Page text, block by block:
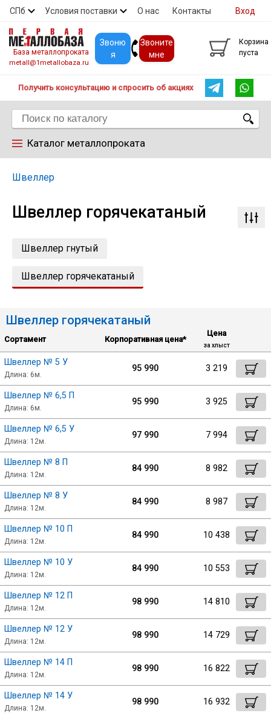
СПб Условия поставки О нас Контакты
Скидки Прайс Покупателям
Вход
База металлопроката
metall@1metallobaza.ru
Звоню
я
Звоните
мне
Корзина
пуста
Получить консультацию и спросить об акциях
Каталог металлопроката
Труба профильная
Труба
Лист
Уголок
Балка
Швеллер
Квадрат
Полоса
Катанка
Столбы заборные
Сетка кладочная
Швеллер
Швеллер горячекатаный
Швеллер гнутый
Швеллер горячекатаный
Сбросить настройки фильтра
Швеллер горячекатаный
Сортамент Корпоративная цена*
Цена
за хлыст
Швеллер № 5 У
Длина: 6м.
95 990 3 219
Швеллер № 6,5 П
Длина: 6м.
95 990 3 925
Швеллер № 6,5 У
Длина: 12м.
97 990 7 994
Швеллер № 8 П
Длина: 12м.
84 990 8 982
Швеллер № 8 У
Длина: 12м.
84 990 8 987
Швеллер № 10 П
Длина: 12м.
84 990 10 438
Швеллер № 10 У
Длина: 12м.
84 990 10 553
Швеллер № 12 П
Длина: 12м.
98 990 14 810
Швеллер № 12 У
Длина: 12м.
98 990 14 729
Швеллер № 14 П
Длина: 12м.
98 990 16 822
Швеллер № 14 У
Длина: 12м.
98 990 16 932